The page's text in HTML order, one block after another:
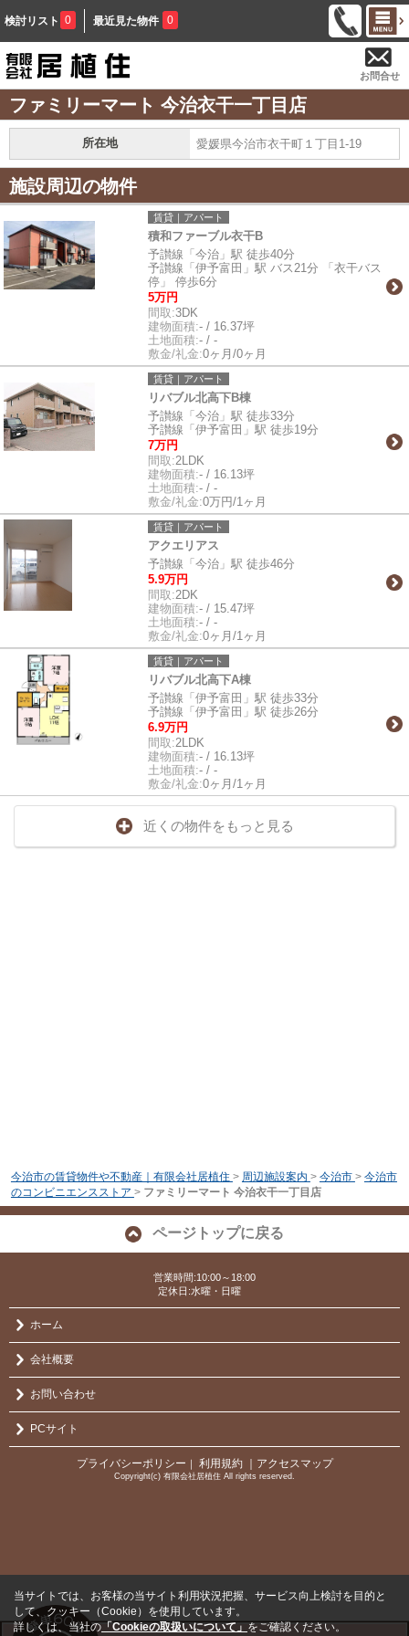
検討リスト 0 最近見た物件 0
お問合せ
ファミリーマート 今治衣干一丁目店
所在地 愛媛県今治市衣干町１丁目1-19
施設周辺の物件
賃貸｜アパート
積和ファーブル衣干B
予讃線「今治」駅 徒歩40分
予讃線「伊予富田」駅 バス21分 「衣干バス
停」 停歩6分
5万円
間取:3DK
建物面積:- / 16.37坪
土地面積:- / -
敷金/礼金:0ヶ月/0ヶ月
賃貸｜アパート
リバブル北高下B棟
予讃線「今治」駅 徒歩33分
予讃線「伊予富田」駅 徒歩19分
7万円
間取:2LDK
建物面積:- / 16.13坪
土地面積:- / -
敷金/礼金:0万円/1ヶ月
賃貸｜アパート
アクエリアス
予讃線「今治」駅 徒歩46分
5.9万円
間取:2DK
建物面積:- / 15.47坪
土地面積:- / -
敷金/礼金:0ヶ月/1ヶ月
賃貸｜アパート
リバブル北高下A棟
予讃線「伊予富田」駅 徒歩33分
予讃線「伊予富田」駅 徒歩26分
6.9万円
間取:2LDK
建物面積:- / 16.13坪
土地面積:- / -
敷金/礼金:0ヶ月/1ヶ月
近くの物件をもっと見る
今治市の賃貸物件や不動産｜有限会社居植住 > 周辺施設案内 > 今治市 > 今治市
のコンビニエンスストア > ファミリーマート 今治衣干一丁目店
ページトップに戻る
営業時間:10:00～18:00
定休日:水曜・日曜
ホーム
会社概要
お問い合わせ
PCサイト
プライバシーポリシー ｜ 利用規約 ｜アクセスマップ
Copyright(c) 有限会社居植住 All rights reserved.
当サイトでは、お客様の当サイト利用状況把握、サービス向上検討を目的と
して、クッキー（Cookie）を使用しています。
詳しくは、当社の 「Cookieの取扱いについて」 をご確認ください。